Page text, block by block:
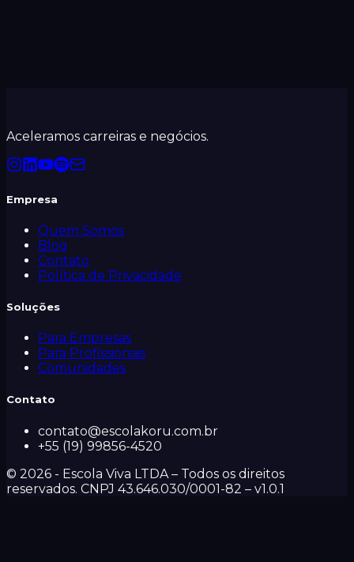
Aceleramos carreiras e negócios.
Empresa
Quem Somos
Blog
Contato
Política de Privacidade
Soluções
Para Empresas
Para Profissionais
Comunidades
Contato
contato@escolakoru.com.br
+55 (19) 99856-4520
© 2026 - Escola Viva LTDA – Todos os direitos
reservados. CNPJ 43.646.030/0001-82 – v1.0.1